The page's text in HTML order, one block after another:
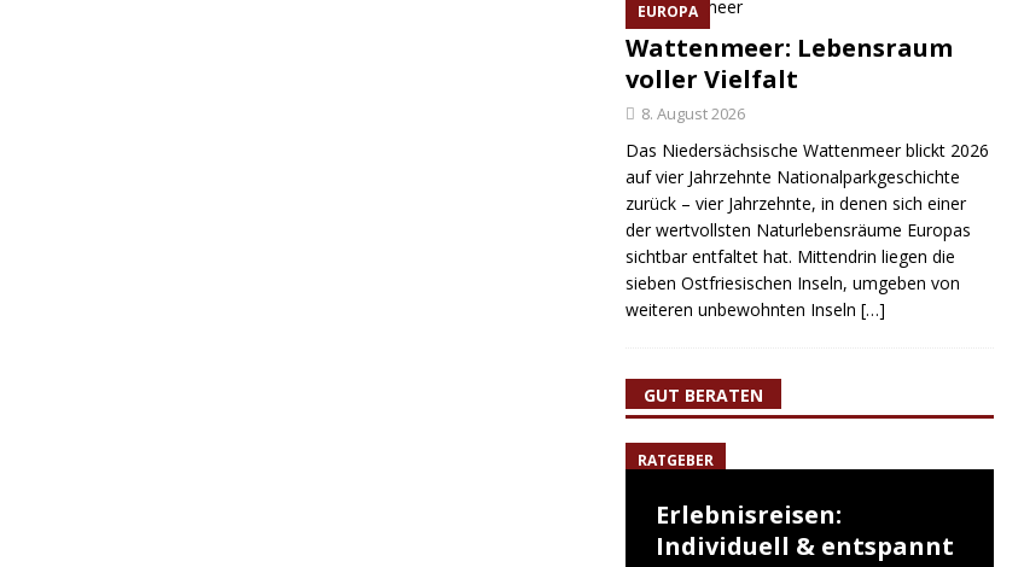
EUROPA
Wattenmeer: Lebensraum
voller Vielfalt
8. August 2026
Das Niedersächsische Wattenmeer blickt 2026
auf vier Jahrzehnte Nationalparkgeschichte
zurück – vier Jahrzehnte, in denen sich einer
der wertvollsten Naturlebensräume Europas
sichtbar entfaltet hat. Mittendrin liegen die
sieben Ostfriesischen Inseln, umgeben von
weiteren unbewohnten Inseln […]
GUT BERATEN
RATGEBER
Erlebnisreisen:
Individuell & entspannt